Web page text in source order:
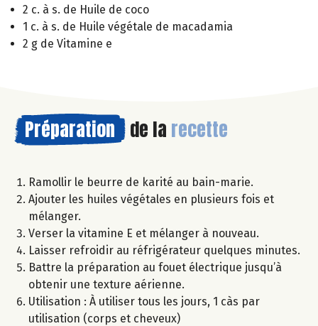
2 c. à s. de Huile de coco
1 c. à s. de Huile végétale de macadamia
2 g de Vitamine e
Préparation de la recette
Ramollir le beurre de karité au bain-marie.
Ajouter les huiles végétales en plusieurs fois et
mélanger.
Verser la vitamine E et mélanger à nouveau.
Laisser refroidir au réfrigérateur quelques minutes.
Battre la préparation au fouet électrique jusqu’à
obtenir une texture aérienne.
Utilisation : À utiliser tous les jours, 1 càs par
utilisation (corps et cheveux)